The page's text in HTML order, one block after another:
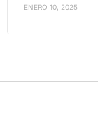
ENERO 10, 2025